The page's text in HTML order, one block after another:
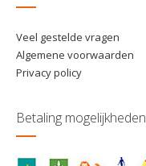
Veel gestelde vragen
Algemene voorwaarden
Privacy policy
Betaling mogelijkheden